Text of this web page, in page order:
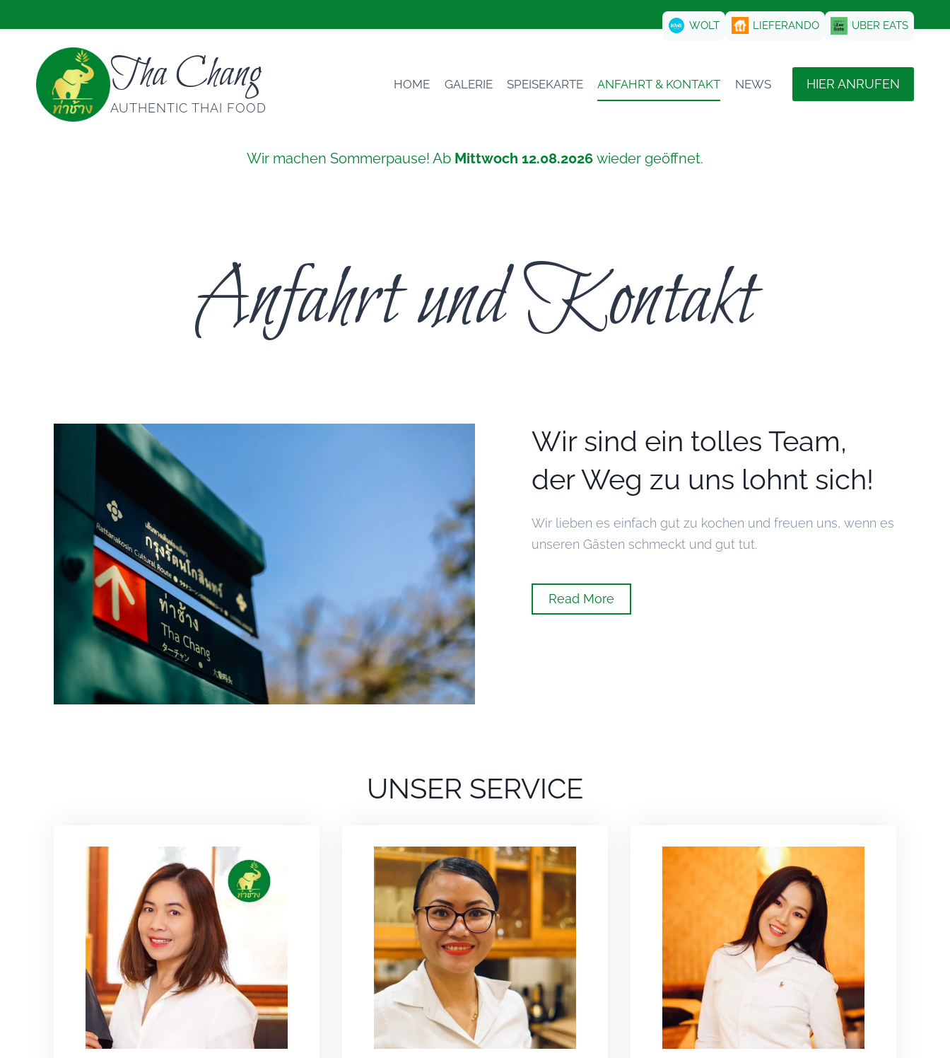
Inhalt
WOLT LIEFERANDO UBER EATS
Tha Chang
AUTHENTIC THAI FOOD
HOME GALERIE SPEISEKARTE ANFAHRT & KONTAKT NEWS HIER ANRUFEN
Wir machen Sommerpause! Ab Mittwoch 12.08.2026 wieder geöffnet.
Anfahrt und Kontakt
Wir sind ein tolles Team,
der Weg zu uns lohnt sich!
Wir lieben es einfach gut zu kochen und freuen uns, wenn es
unseren Gästen schmeckt und gut tut.
Read More
UNSER SERVICE